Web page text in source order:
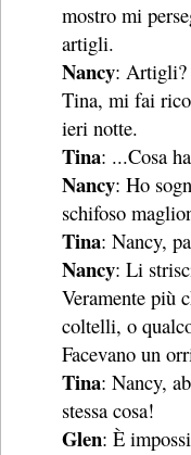
mostro mi
artigli.
Nancy: Artigli?
Tina, mi fai
ieri notte.
Tina: ...Cosa
Nancy: Ho
schifoso
Tina: Nancy,
Nancy: Li
Veramente più
coltelli, o
Facevano un
Tina: Nancy,
stessa cosa!
Glen: È